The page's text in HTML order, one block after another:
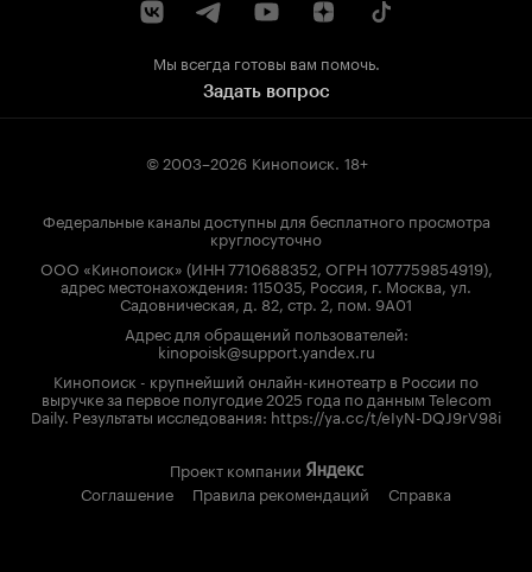
Мы всегда готовы вам помочь.
Задать вопрос
© 2003–2026 Кинопоиск. 18+
Федеральные каналы доступны для бесплатного просмотра
круглосуточно
ООО «Кинопоиск» (ИНН 7710688352, ОГРН 1077759854919),
адрес местонахождения: 115035, Россия, г. Москва, ул.
Садовническая, д. 82, стр. 2, пом. 9А01
Адрес для обращений пользователей:
kinopoisk@support.yandex.ru
Кинопоиск - крупнейший онлайн-кинотеатр в России по
выручке за первое полугодие 2025 года по данным Telecom
Daily. Результаты исследования: https://ya.cc/t/eIyN-DQJ9rV98i
Проект компании
Соглашение
Правила рекомендаций Справка